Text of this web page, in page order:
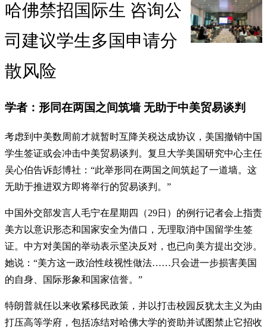
哈佛禁招国际生 咨询公
司建议学生多国申请分
散风险
学者：形同在两国之间筑墙 无助于中美贸易谈判
考虑到中美数周前才就暂时互降关税达成协议，美国撤销中国
学生签证或会冲击中美贸易谈判。复旦大学美国研究中心主任
吴心伯告诉彭博社：“此举形同在两国之间筑起了一道墙。这
无助于推进双方即将举行的贸易谈判。”
中国外交部发言人毛宁在星期四（29日）的例行记者会上指责
美方以意识形态和国家安全为借口，无理取消中国留学生签
证。中方对美国的举动表示坚决反对，也已向美方提出交涉。
她说：“美方这一政治性歧视性做法……只会进一步损害美国
的自身、国际形象和国家信誉。”
特朗普就任以来收紧移民政策，并以打击校园反犹太主义为由
打压高等学府，包括冻结对哈佛大学的资助并试图禁止它招收